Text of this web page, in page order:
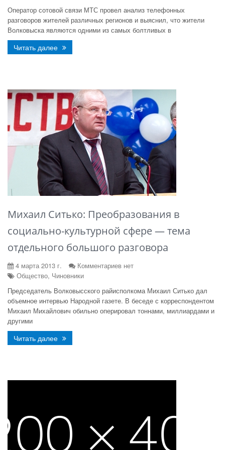
Оператор сотовой связи МТС провел анализ телефонных
разговоров жителей различных регионов и выяснил, что жители
Волковыска являются одними из самых болтливых в
Читать далее
Михаил Ситько: Преобразования в
социально-культурной сфере — тема
отдельного большого разговора
4 марта 2013 г.
Комментариев нет
Общество, Чиновники
Председатель Волковысского райисполкома Михаил Ситько дал
объемное интервью Народной газете. В беседе с корреспондентом
Михаил Михайлович обильно оперировал тоннами, миллиардами и
другими
Читать далее